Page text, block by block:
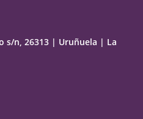
s/n, 26313 | Uruñuela | La